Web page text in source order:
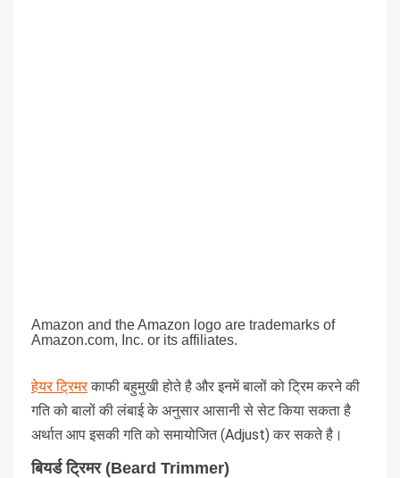
Amazon and the Amazon logo are trademarks of
Amazon.com, Inc. or its affiliates.
हेयर ट्रिमरकाफी बहुमुखी होते है और इनमें बालों को ट्रिम करने की
गति को बालों की लंबाई के अनुसार आसानी से सेट किया सकता है
अर्थात आप इसकी गति को समायोजित (Adjust) कर सकते है।
बियर्ड ट्रिमर (Beard Trimmer)